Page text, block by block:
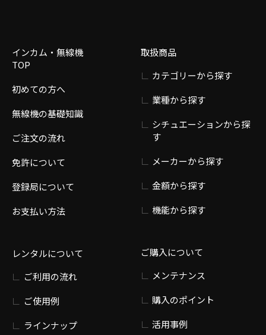
インカム・無線機
TOP
初めての方へ
無線機の基礎知識
ご注文の流れ
免許について
登録局について
お支払い方法
レンタルについて
ご利用の流れ
ご使用例
ラインナップ
取扱商品
カテゴリーから探す
業種から探す
シチュエーションから探
す
メーカーから探す
金額から探す
機能から探す
ご購入について
メンテナンス
購入のポイント
活用事例